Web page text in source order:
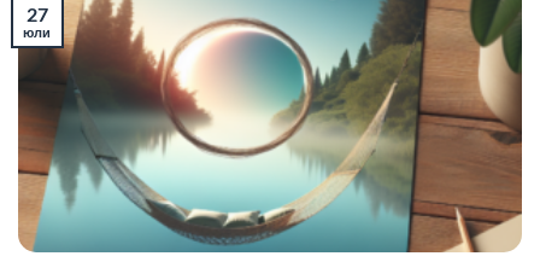
27
юли